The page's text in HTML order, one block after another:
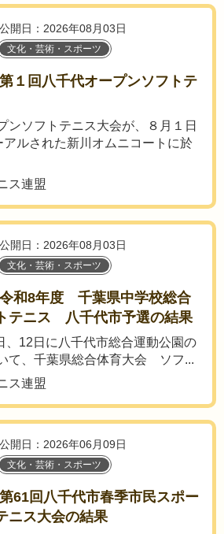
公開日：2026年08月03日
文化・芸術・スポーツ
第１回八千代オープンソフトテ
ンソフトテニス大会が、８月１日
アルされた新川オムニコートに於
ス連盟
公開日：2026年08月03日
文化・芸術・スポーツ
令和8年度 千葉県中学校総合
テニス 八千代市予選の結果
、12日に八千代市総合運動公園の
て、千葉県総合体育大会 ソフ...
ス連盟
公開日：2026年06月09日
文化・芸術・スポーツ
第61回八千代市春季市民スポー
ス大会の結果